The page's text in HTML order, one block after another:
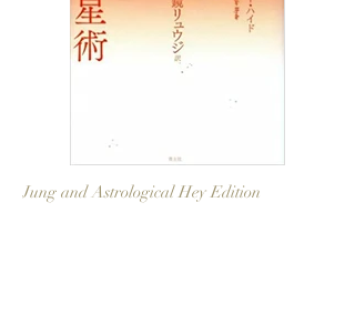
Jung and Astrological Hey Edition